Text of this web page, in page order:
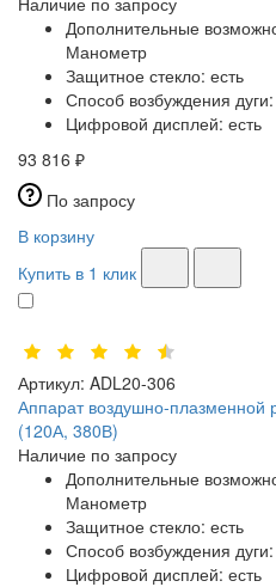
Дополнительные
Манометр
Защитное стекло: есть
Способ возбуждения дуги:
Цифровой дисплей: есть
93 816 ₽
По запросу
В корзину
Купить в 1 клик
Артикул: ADL20-306
Аппарат воздушно-плазменной
(120А, 380В)
Наличие по запросу
Дополнительные
Манометр
Защитное стекло: есть
Способ возбуждения дуги:
Цифровой дисплей: есть